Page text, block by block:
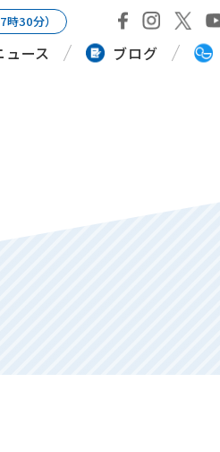
30分）
ュース ブログ